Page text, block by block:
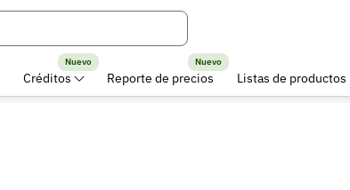
Créditos
Nuevo
Reporte de precios
Nuevo
Listas de productos